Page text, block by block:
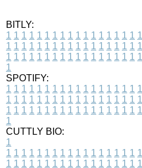
BITLY:
1 1 1 1 1 1 1 1 1 1 1 1 1 1 1 1 1 1
1 1 1 1 1 1 1 1 1 1 1 1 1 1 1 1 1 1
1 1 1 1 1 1 1 1 1 1 1 1 1 1 1 1 1 1
1
SPOTIFY:
1 1 1 1 1 1 1 1 1 1 1 1 1 1 1 1 1 1
1 1 1 1 1 1 1 1 1 1 1 1 1 1 1 1 1 1
1 1 1 1 1 1 1 1 1 1 1 1 1 1 1 1 1 1
1
CUTTLY BIO:
1
1 1 1 1 1 1 1 1 1 1 1 1 1 1 1 1 1 1
1 1 1 1 1 1 1 1 1 1 1 1 1 1 1 1 1 1